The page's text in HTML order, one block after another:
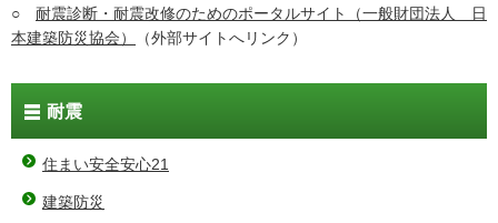
○ 耐震診断・耐震改修のためのポータルサイト（一般財団法人 日
本建築防災協会）
（外部サイトへリンク）
耐震
住まい安全安心21
建築防災